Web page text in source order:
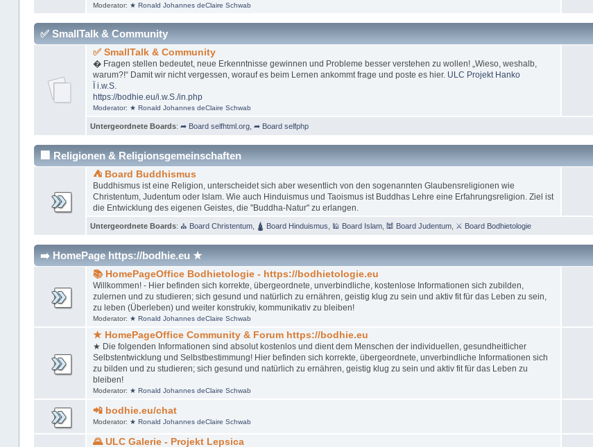
Moderator: ★ Ronald Johannes deClaire Schwab
✅ SmallTalk & Community
✅ SmallTalk & Community
� Fragen stellen bedeutet, neue Erkenntnisse gewinnen und Probleme besser verstehen zu wollen! „Wieso, weshalb,
warum?!“ Damit wir nicht vergessen, worauf es beim Lernen ankommt frage und poste es hier. ULC Projekt Hanko
Ï i.w.S.
https://bodhie.eu/i.w.S./in.php
Moderator: ★ Ronald Johannes deClaire Schwab
Untergeordnete Boards: ➦ Board selfhtml.org, ➦ Board selfphp
🏢 Religionen & Religionsgemeinschaften
⛺ Board Buddhismus
Buddhismus ist eine Religion, unterscheidet sich aber wesentlich von den sogenannten Glaubensreligionen wie
Christentum, Judentum oder Islam. Wie auch Hinduismus und Taoismus ist Buddhas Lehre eine Erfahrungsreligion. Ziel ist
die Entwicklung des eigenen Geistes, die "Buddha-Natur" zu erlangen.
Untergeordnete Boards: ⛪ Board Christentum, 🛕 Board Hinduismus 🕌 Board Islam, 🕍 Board Judentum, ⚔ Board Bodhietologie
➡️ HomePage https://bodhie.eu ★
📚 HomePageOffice Bodhietologie - https://bodhietologie.eu
Willkommen! - Hier befinden sich korrekte, übergeordnete, unverbindliche, kostenlose Informationen sich zubilden,
zulernen und zu studieren; sich gesund und natürlich zu ernähren, geistig klug zu sein und aktiv fit für das Leben zu sein,
zu leben (Überleben) und weiter konstrukiv, kommunikativ zu bleiben!
Moderator: ★ Ronald Johannes deClaire Schwab
★ HomePageOffice Community & Forum https://bodhie.eu
★ Die folgenden Informationen sind absolut kostenlos und dient dem Menschen der individuellen, gesundheitlicher
Selbstentwicklung und Selbstbestimmung! Hier befinden sich korrekte, übergeordnete, unverbindliche Informationen sich
zu bilden und zu studieren; sich gesund und natürlich zu ernähren, geistig klug zu sein und aktiv fit für das Leben zu
bleiben!
Moderator: ★ Ronald Johannes deClaire Schwab
📲 bodhie.eu/chat
Moderator: ★ Ronald Johannes deClaire Schwab
🌄 ULC Galerie - Projekt Lepsica